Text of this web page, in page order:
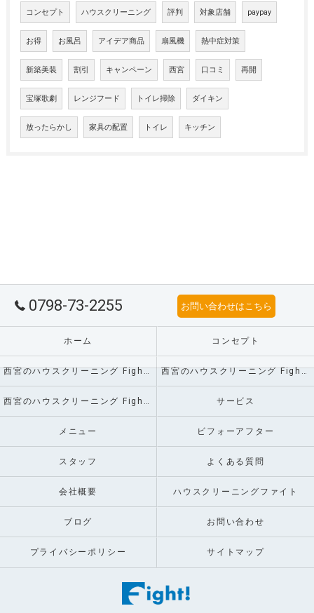
コンセプト ハウスクリーニング 評判 対象店舗 paypay
お得 お風呂 アイデア商品 扇風機 熱中症対策
新築美装 割引 キャンペーン 西宮 口コミ 再開
宝塚歌劇 レンジフード トイレ掃除 ダイキン
放ったらかし 家具の配置 トイレ キッチン
0798-73-2255 お問い合わせはこちら
ホーム コンセプト
西宮のハウスクリーニング Fight!の口コミ情報 西宮のハウスクリーニング Fight!の評判
西宮のハウスクリーニング Fight!のお客様の声 サービス
メニュー ビフォーアフター
スタッフ よくある質問
会社概要 ハウスクリーニングファイト
ブログ お問い合わせ
プライバシーポリシー サイトマップ